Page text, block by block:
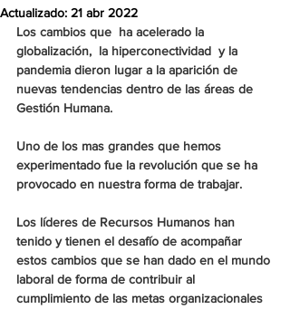
Actualizado: 21 abr 2022
Los cambios que  ha acelerado la
globalización,  la hiperconectividad  y la
pandemia dieron lugar a la aparición de
nuevas tendencias dentro de las áreas de
Gestión Humana.
Uno de los mas grandes que hemos
experimentado fue la revolución que se ha
provocado en nuestra forma de trabajar.
Los líderes de Recursos Humanos han
tenido y tienen el desafío de acompañar
estos cambios que se han dado en el mundo
laboral de forma de contribuir al
cumplimiento de las metas organizacionales